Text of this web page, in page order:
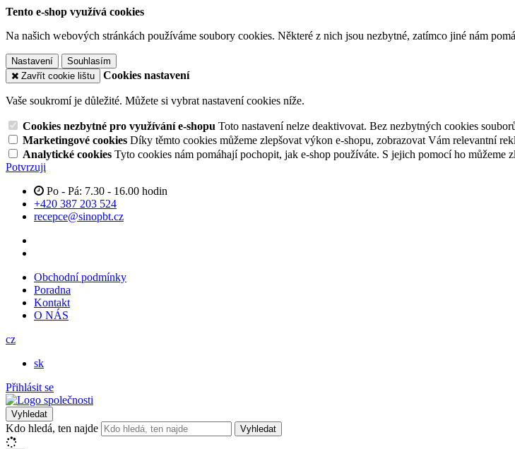
Tento e-shop využívá cookies
Na našich webových stránkách používáme soubory cookies. Některé z nich jsou nezbytné, zatímco jiné nám
Nastavení
Souhlasím
Zavřít cookie lištu
Cookies nastavení
Vaše soukromí je důležité. Můžete si vybrat nastavení cookies níže.
Cookies nezbytné pro využívání e-shopu Toto nastavení nelze deaktivovat. Bez nezbytných cookies
Marketingové cookies Díky těmto cookies můžeme zlepšovat výkon e-shopu, zobrazovat Vám relevantní
Analytické cookies Tyto cookies nám pomáhají pochopit, jak e-shop používáte. S jejich pomocí ho můžeme
Potvrzuji
Po - Pá: 7.30 - 16.00 hodin
+420 387 203 524
recepce@sinopbt.cz
Obchodní podmínky
Poradna
Kontakt
O NÁS
cz
sk
Přihlásit se
Vyhledat
Kdo hledá, ten najde Vyhledat